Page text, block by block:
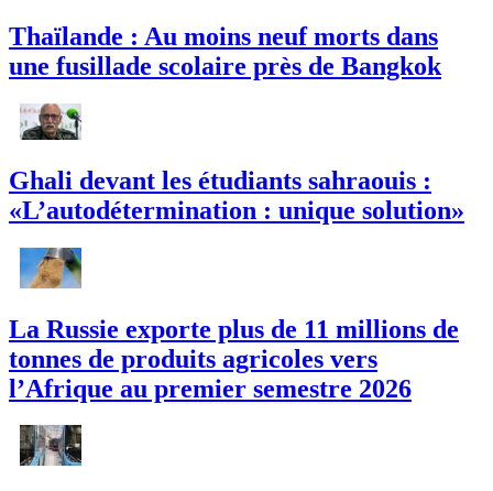
Thaïlande : Au moins neuf morts dans
une fusillade scolaire près de Bangkok
Ghali devant les étudiants sahraouis :
«L’autodétermination : unique solution»
La Russie exporte plus de 11 millions de
tonnes de produits agricoles vers
l’Afrique au premier semestre 2026